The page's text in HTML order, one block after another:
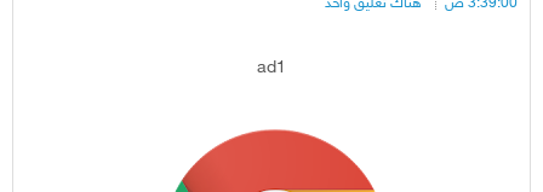
3:39:00 ص هناك تعليق واحد
ad1